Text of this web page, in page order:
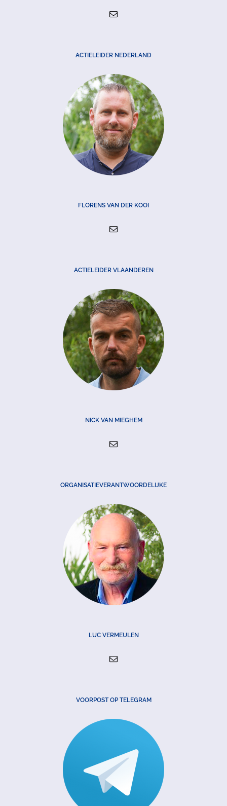
ACTIELEIDER NEDERLAND
FLORENS VAN DER KOOI
ACTIELEIDER VLAANDEREN
NICK VAN MIEGHEM
ORGANISATIEVERANTWOORDELIJKE
LUC VERMEULEN
VOORPOST OP TELEGRAM